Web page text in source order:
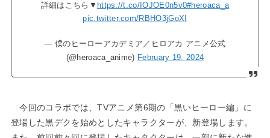
詳細はこちら▼ https://t.co/IOJOE0n5v0#heroaca_a
pic.twitter.com/RBHO3jGoXI
— 僕のヒーローアカデミア／ヒロアカ アニメ公式
(@heroaca_anime) February 19, 2024
今回のコラボでは、TVアニメ第6期の「黒いヒーロー編」に
登場した黒デクを始めとしたキャラクターが、新登場します。